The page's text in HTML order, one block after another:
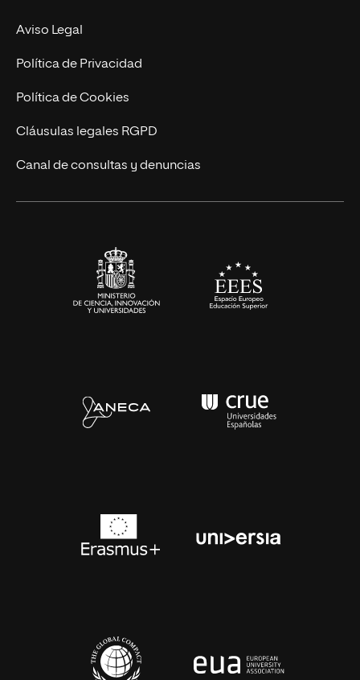
MBA
Marketing y Comunicación
Ingeniería
Diseño
Ciencias de la Salud
Contacto
Aviso Legal
Política de Privacidad
Política de Cookies
Cláusulas legales RGPD
Canal de consultas y denuncias